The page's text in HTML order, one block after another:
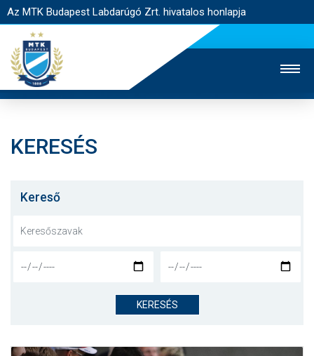
Az MTK Budapest Labdarúgó Zrt. hivatalos honlapja
JEGYÉRTÉKESÍTÉS
NYITÓLAP
CSAPATOK
KERESÉS
Kereső
KERESÉS